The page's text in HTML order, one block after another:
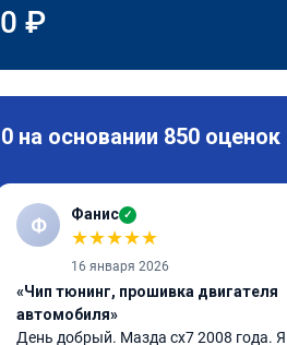
₽
на основании 850 оценок
Ф Фанис ✓
★★★★★
16 января 2026
«Чип тюнинг, прошивка двигателя
автомобиля»
День добрый. Мазда сх7 2008 года. Я